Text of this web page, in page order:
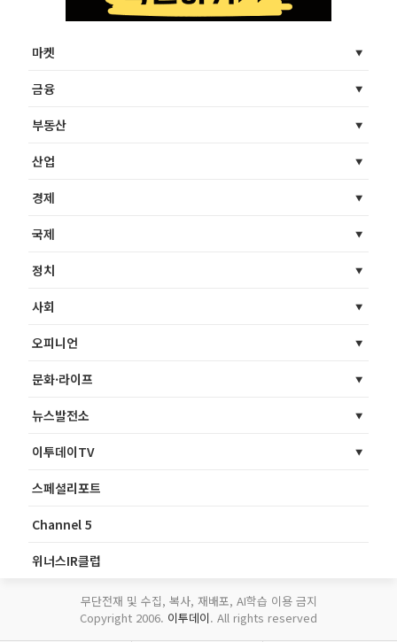
마켓
금융
부동산
산업
경제
국제
정치
사회
오피니언
문화·라이프
뉴스발전소
이투데이TV
스페셜리포트
Channel 5
위너스IR클럽
무단전재 및 수집, 복사, 재배포, AI학습 이용 금지
Copyright 2006. 이투데이. All rights reserved